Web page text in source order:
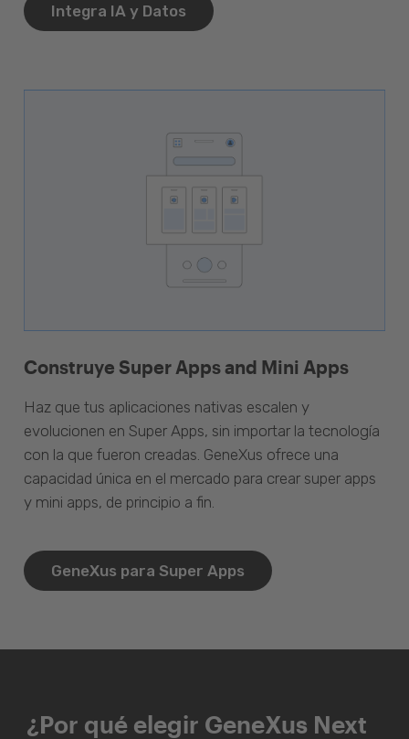
Integra IA y Datos
Construye Super Apps and Mini Apps
Haz que tus aplicaciones nativas escalen y
evolucionen en Super Apps, sin importar la tecnología
con la que fueron creadas. GeneXus ofrece una
capacidad única en el mercado para crear super apps
y mini apps, de principio a fin.
GeneXus para Super Apps
¿Por qué elegir GeneXus Next